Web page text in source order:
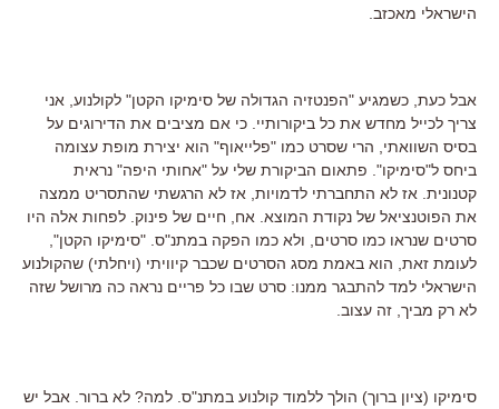
הישראלי מאכזב.
אבל כעת, כשמגיע "הפנטזיה הגדולה של סימיקו הקטן" לקולנוע, אני
צריך לכייל מחדש את כל ביקורותיי. כי אם מציבים את הדירוגים על
בסיס השוואתי, הרי שסרט כמו "פלייאוף" הוא יצירת מופת עצומה
ביחס ל"סימיקו". פתאום הביקורת שלי על "אחותי היפה" נראית
קטנונית. אז לא התחברתי לדמויות, אז לא הרגשתי שהתסריט ממצה
את הפוטנציאל של נקודת המוצא. אח, חיים של פינוק. לפחות אלה היו
סרטים שנראו כמו סרטים, ולא כמו הפקה במתנ"ס. "סימיקו הקטן",
לעומת זאת, הוא באמת מסג הסרטים שכבר קיוויתי (ויחלתי) שהקולנוע
הישראלי למד להתבגר ממנו: סרט שבו כל פריים נראה כה מרושל שזה
לא רק מביך, זה עצוב.
סימיקו (ציון ברוך) הולך ללמוד קולנוע במתנ"ס. למה? לא ברור. אבל יש